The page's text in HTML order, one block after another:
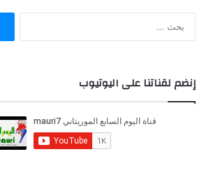
:
إنضم لقناتنا على اليوتيوب